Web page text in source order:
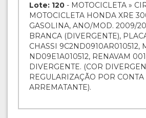
Lote: 120 - MOTOCICLETA »
MOTOCICLETA HONDA XRE
GASOLINA, ANO/MOD. 2009/
BRANCA (DIVERGENTE),
CHASSI 9C2ND0910AR010512,
ND09E1A010512, RENAVAM
DIVERGENTE. (COR
REGULARIZAÇÃO POR CONTA
ARREMATANTE).